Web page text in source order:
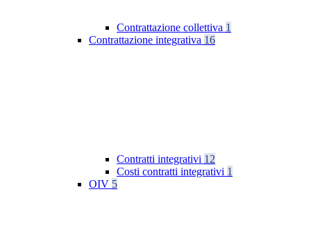
Contrattazione collettiva 1
Contrattazione integrativa 16
Contratti integrativi 12
Costi contratti integrativi 1
OIV 5